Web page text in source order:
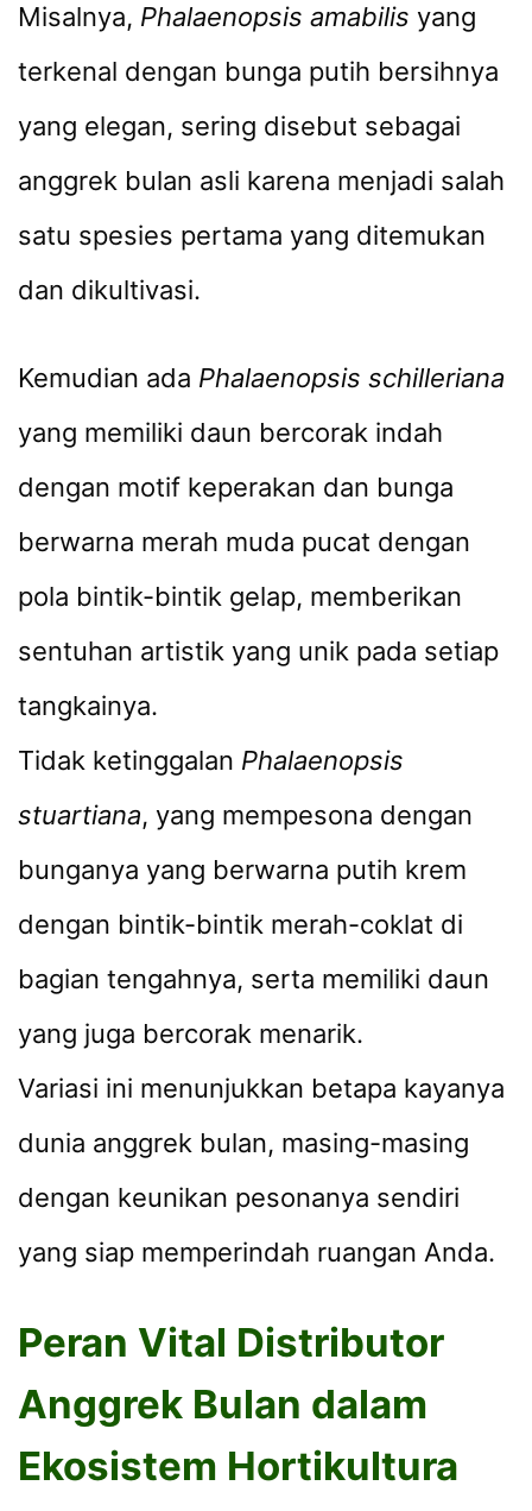
Misalnya, Phalaenopsis amabilis yang
terkenal dengan bunga putih bersihnya
yang elegan, sering disebut sebagai
anggrek bulan asli karena menjadi salah
satu spesies pertama yang ditemukan
dan dikultivasi.
Kemudian ada Phalaenopsis schilleriana
yang memiliki daun bercorak indah
dengan motif keperakan dan bunga
berwarna merah muda pucat dengan
pola bintik-bintik gelap, memberikan
sentuhan artistik yang unik pada setiap
tangkainya.
Tidak ketinggalan Phalaenopsis
stuartiana, yang mempesona dengan
bunganya yang berwarna putih krem
dengan bintik-bintik merah-coklat di
bagian tengahnya, serta memiliki daun
yang juga bercorak menarik.
Variasi ini menunjukkan betapa kayanya
dunia anggrek bulan, masing-masing
dengan keunikan pesonanya sendiri
yang siap memperindah ruangan Anda.
Peran Vital Distributor
Anggrek Bulan dalam
Ekosistem Hortikultura